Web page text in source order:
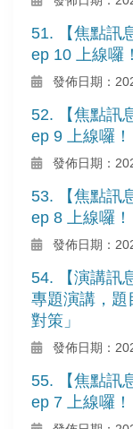
51. 【焦點訊
ep 10 上線囉！
發佈日期：
52. 【焦點訊
ep 9 上線囉！
發佈日期：
53. 【焦點訊
ep 8 上線囉！
發佈日期：
54. 【演講訊
專題演講，題
對策」
發佈日期：
55. 【焦點訊
ep 7 上線囉！